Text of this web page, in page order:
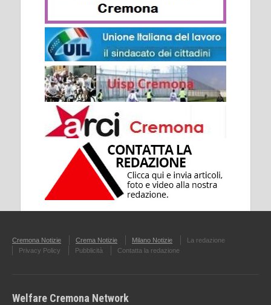
Cremona Notizie Crema Notizie Milano Notizie
La redazione
Privacy Policy
Pubblicità Contatta la redazione
Welfare Cremona Network